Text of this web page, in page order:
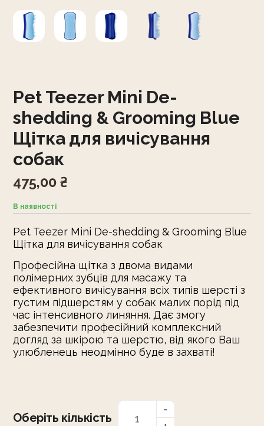
Pet Teezer Mini De-
shedding & Grooming Blue
Щітка для вичісування
собак
475,00₴
В наявності
Pet Teezer Mini De-shedding & Grooming Blue
Щітка для вичісування собак
Професійна щітка з двома видами
полімерних зубців для масажу та
ефективного вичісування всіх типів шерсті з
густим підшерстям у собак малих порід під
час інтенсивного линяння. Дає змогу
забезпечити професійний комплексний
догляд за шкірою та шерстю, від якого Ваш
улюбленець неодмінно буде в захваті!
Оберіть кількість